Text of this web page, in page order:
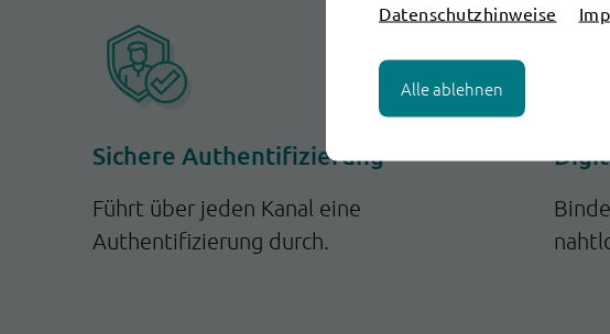
Datenschutzhinweise
Alle ablehnen
Sichere Authentifizierung
Führt über jeden Kanal eine
Authentifizierung durch.